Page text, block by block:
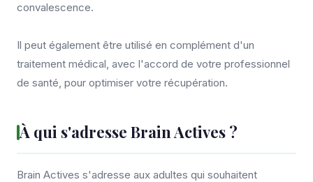
convalescence.
Il peut également être utilisé en complément d'un
traitement médical, avec l'accord de votre professionnel
de santé, pour optimiser votre récupération.
À qui s'adresse Brain Actives ?
Brain Actives s'adresse aux adultes qui souhaitent